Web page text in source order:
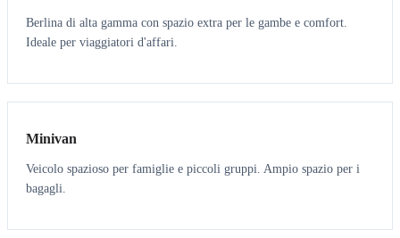
Berlina di alta gamma con spazio extra per le gambe e comfort.
Ideale per viaggiatori d'affari.
6 5
Minivan
Veicolo spazioso per famiglie e piccoli gruppi. Ampio spazio per i
bagagli.
7 7